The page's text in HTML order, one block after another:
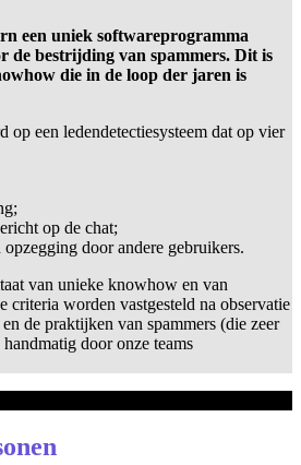
een uniek softwareprogramma
de bestrijding van spammers. Dit is
die in de loop der jaren is
op een ledendetectiesysteem dat op vier
op de chat;
door andere gebruikers.
van unieke knowhow en van
criteria worden vastgesteld na observatie
de praktijken van spammers (die zeer
door onze teams